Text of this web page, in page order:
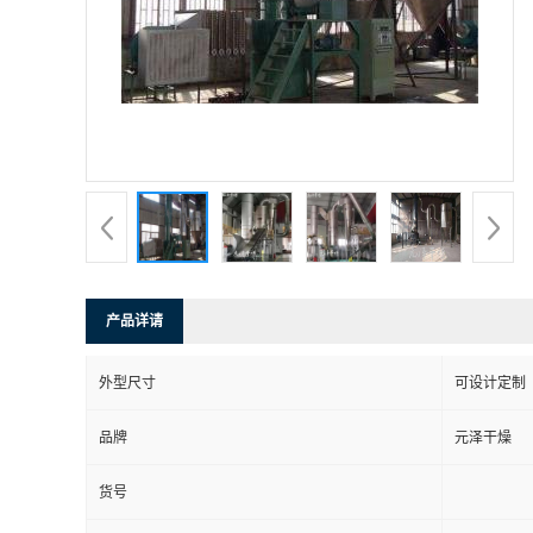
产品详请
外型尺寸 可设计定制
品牌 元泽干燥
货号